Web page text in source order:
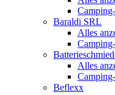
Baraldi SRL
Alles
Alles
Beflexx